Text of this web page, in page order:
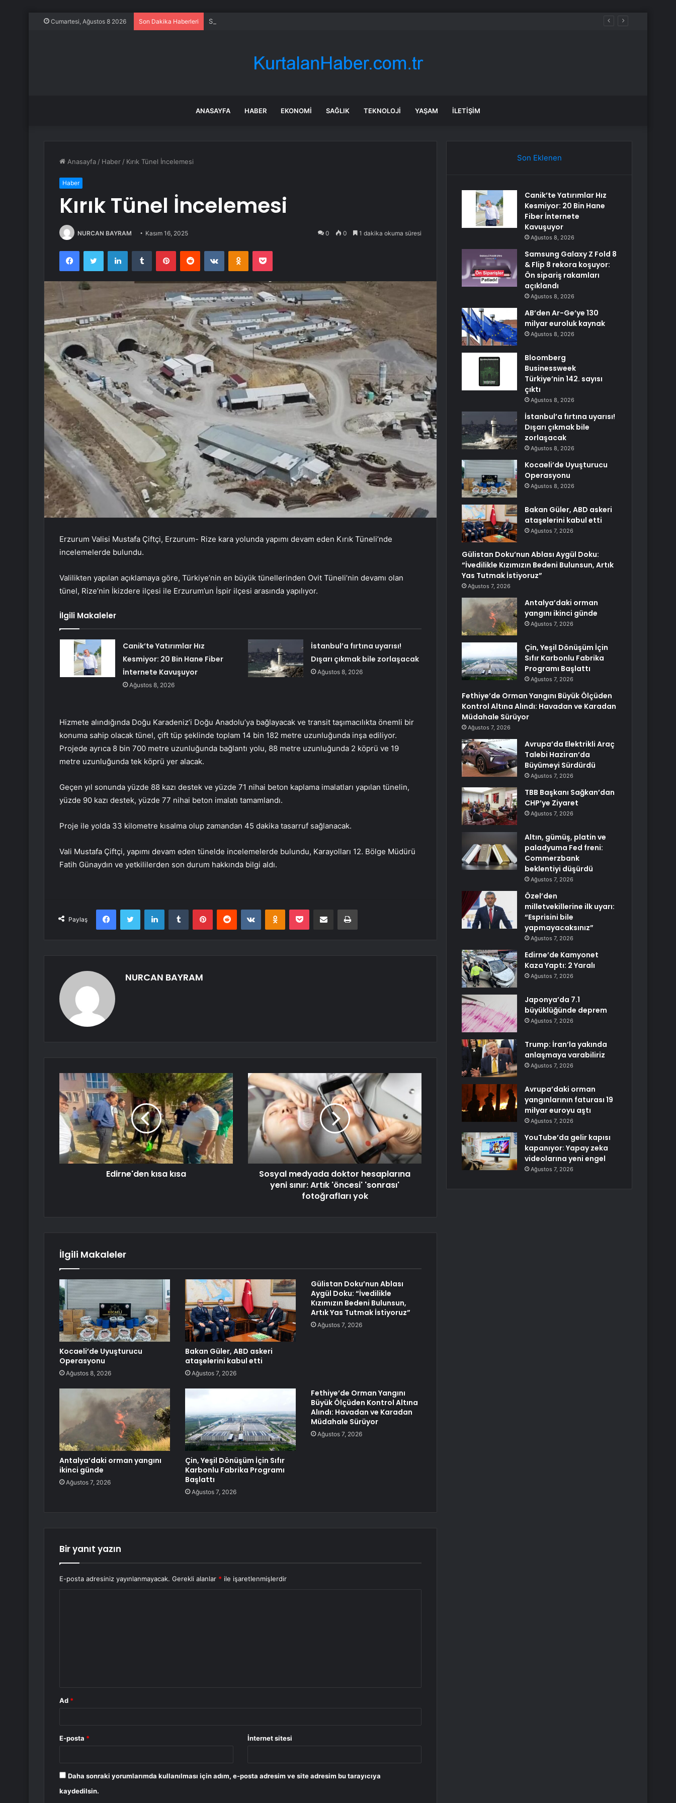
Cumartesi, Ağustos 8 2026 Son Dakika Haberleri Samsung Galaxy Z Fold 8 & Flip 8 rekora koşuyor: Ön sipariş rakamları açıklandı
ANASAYFA HABER EKONOMI SAĞLIK TEKNOLOJI YAŞAM İLETIŞIM
Anasayfa / Haber / Kırık Tünel İncelemesi
Haber
Kırık Tünel İncelemesi
NURCAN BAYRAM Kasım 16, 2025 0 0 1 dakika okuma süresi
FacebookTwitter LinkedInTumblr PinterestReddit VKontakteOdnoklassniki
Pocket
Erzurum Valisi Mustafa Çiftçi, Erzurum- Rize kara yolunda yapımı devam eden Kırık Tüneli’nde
incelemelerde bulundu.
Valilikten yapılan açıklamaya göre, Türkiye’nin en büyük tünellerinden Ovit Tüneli’nin devamı olan
tünel, Rize’nin İkizdere ilçesi ile Erzurum’un İspir ilçesi arasında yapılıyor.
İlgili Makaleler
Canik’te Yatırımlar Hız
Kesmiyor: 20 Bin Hane Fiber
İnternete Kavuşuyor
Ağustos 8, 2026
İstanbul’a fırtına uyarısı!
Dışarı çıkmak bile zorlaşacak
Ağustos 8, 2026
Hizmete alındığında Doğu Karadeniz’i Doğu Anadolu’ya bağlayacak ve transit taşımacılıkta önemli bir
konuma sahip olacak tünel, çift tüp şeklinde toplam 14 bin 182 metre uzunluğunda inşa ediliyor.
Projede ayrıca 8 bin 700 metre uzunluğunda bağlantı yolu, 88 metre uzunluğunda 2 köprü ve 19
metre uzunluğunda tek köprü yer alacak.
Geçen yıl sonunda yüzde 88 kazı destek ve yüzde 71 nihai beton kaplama imalatları yapılan tünelin,
yüzde 90 kazı destek, yüzde 77 nihai beton imalatı tamamlandı.
Proje ile yolda 33 kilometre kısalma olup zamandan 45 dakika tasarruf sağlanacak.
Vali Mustafa Çiftçi, yapımı devam eden tünelde incelemelerde bulundu, Karayolları 12. Bölge Müdürü
Fatih Günaydın ve yetkililerden son durum hakkında bilgi aldı.
Paylaş
FacebookTwitter LinkedInTumblr PinterestReddit VKontakteOdnoklassniki
Pocket E-Posta ile paylaş Yazdır
NURCAN BAYRAM
Edirne'den kısa kısa
Sosyal medyada doktor hesaplarına
yeni sınır: Artık 'öncesi' 'sonrası'
fotoğrafları yok
İlgili Makaleler
Kocaeli’de Uyuşturucu
Operasyonu
Ağustos 8, 2026
Bakan Güler, ABD askeri
ataşelerini kabul etti
Ağustos 7, 2026
Gülistan Doku’nun Ablası
Aygül Doku: “İvedilikle
Kızımızın Bedeni Bulunsun,
Artık Yas Tutmak İstiyoruz”
Ağustos 7, 2026
Antalya’daki orman yangını
ikinci günde
Ağustos 7, 2026
Çin, Yeşil Dönüşüm İçin Sıfır
Karbonlu Fabrika Programı
Başlattı
Ağustos 7, 2026
Fethiye’de Orman Yangını
Büyük Ölçüden Kontrol Altına
Alındı: Havadan ve Karadan
Müdahale Sürüyor
Ağustos 7, 2026
Bir yanıt yazın
E-posta adresiniz yayınlanmayacak. Gerekli alanlar * ile işaretlenmişlerdir
Ad *
E-posta * İnternet sitesi
Daha sonraki yorumlarımda kullanılması için adım, e-posta adresim ve site adresim bu tarayıcıya
kaydedilsin.
Son Eklenen
Canik’te Yatırımlar Hız
Kesmiyor: 20 Bin Hane
Fiber İnternete
Kavuşuyor
Ağustos 8, 2026
Samsung Galaxy Z Fold 8
& Flip 8 rekora koşuyor:
Ön sipariş rakamları
açıklandı
Ağustos 8, 2026
AB’den Ar-Ge’ye 130
milyar euroluk kaynak
Ağustos 8, 2026
Bloomberg
Businessweek
Türkiye’nin 142. sayısı
çıktı
Ağustos 8, 2026
İstanbul’a fırtına uyarısı!
Dışarı çıkmak bile
zorlaşacak
Ağustos 8, 2026
Kocaeli’de Uyuşturucu
Operasyonu
Ağustos 8, 2026
Bakan Güler, ABD askeri
ataşelerini kabul etti
Ağustos 7, 2026
Gülistan Doku’nun Ablası Aygül Doku:
“İvedilikle Kızımızın Bedeni Bulunsun, Artık
Yas Tutmak İstiyoruz”
Ağustos 7, 2026
Antalya’daki orman
yangını ikinci günde
Ağustos 7, 2026
Çin, Yeşil Dönüşüm İçin
Sıfır Karbonlu Fabrika
Programı Başlattı
Ağustos 7, 2026
Fethiye’de Orman Yangını Büyük Ölçüden
Kontrol Altına Alındı: Havadan ve Karadan
Müdahale Sürüyor
Ağustos 7, 2026
Avrupa’da Elektrikli Araç
Talebi Haziran’da
Büyümeyi Sürdürdü
Ağustos 7, 2026
TBB Başkanı Sağkan’dan
CHP’ye Ziyaret
Ağustos 7, 2026
Altın, gümüş, platin ve
paladyuma Fed freni:
Commerzbank
beklentiyi düşürdü
Ağustos 7, 2026
Özel’den
milletvekillerine ilk uyarı:
“Esprisini bile
yapmayacaksınız”
Ağustos 7, 2026
Edirne’de Kamyonet
Kaza Yaptı: 2 Yaralı
Ağustos 7, 2026
Japonya’da 7.1
büyüklüğünde deprem
Ağustos 7, 2026
Trump: İran’la yakında
anlaşmaya varabiliriz
Ağustos 7, 2026
Avrupa’daki orman
yangınlarının faturası 19
milyar euroyu aştı
Ağustos 7, 2026
YouTube’da gelir kapısı
kapanıyor: Yapay zeka
videolarına yeni engel
Ağustos 7, 2026